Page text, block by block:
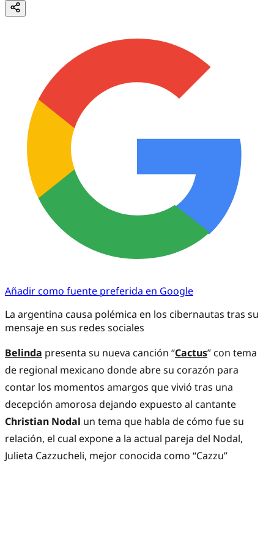
Añadir como fuente preferida en Google
La argentina causa polémica en los cibernautas tras su
mensaje en sus redes sociales
Belinda presenta su nueva canción “Cactus” con tema
de regional mexicano donde abre su corazón para
contar los momentos amargos que vivió tras una
decepción amorosa dejando expuesto al cantante
Christian Nodal un tema que habla de cómo fue su
relación, el cual expone a la actual pareja del Nodal,
Julieta Cazzucheli, mejor conocida como “Cazzu”